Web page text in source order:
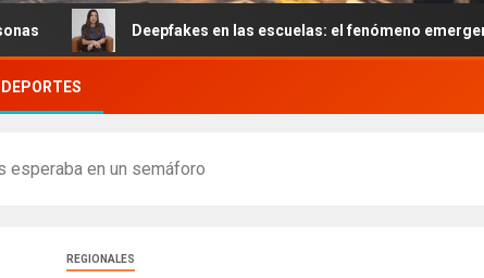
en las escuelas: el fenómeno emergente que empieza
DEPORTES
esperaba en un semáforo​
REGIONALES